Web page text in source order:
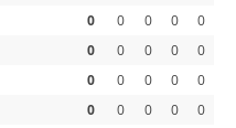
0 0 0 0
0
0 0 0 0
0
0 0 0 0
0
0 0 0 0
0